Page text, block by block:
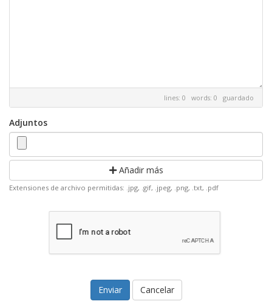
lines: 0 words: 0 guardado
Adjuntos
Añadir más
Extensiones de archivo permitidas: .jpg, .gif, .jpeg, .png, .txt, .pdf
Cancelar